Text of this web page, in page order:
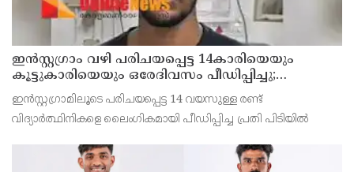
ഇൻസ്റ്റഗ്രാം വഴി പരിചയപ്പെട്ട 14കാരിയെയും
കൂട്ടുകാരിയെയും ഒരേദിവസം പീഡിപ്പിച്ചു;
നഗ്നദൃശ്യം പകര്‍ത്തി: കണ്ണൂർ ചപ്പാരപ്പടവ്
സ്വദേശിയായ 23 വയസുകാരൻ പിടിയിൽ
ഇൻസ്റ്റഗ്രാമിലൂടെ പരിചയപ്പെട്ട 14 വയസുള്ള രണ്ട്
വിദ്യാർത്ഥിനികളെ ലൈംഗികമായി പീഡിപ്പിച്ച പ്രതി പിടിയിൽ